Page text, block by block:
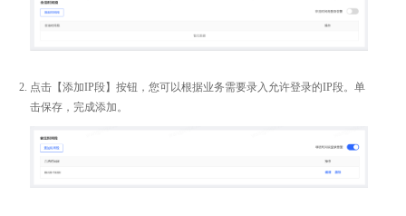
点击【添加IP段】按钮，您可以根据业务需要录入允许登录的IP段。单
击保存，完成添加。